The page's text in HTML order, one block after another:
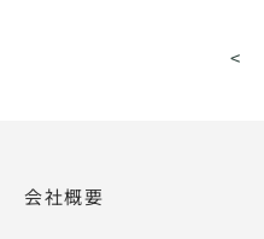
<
会社概要